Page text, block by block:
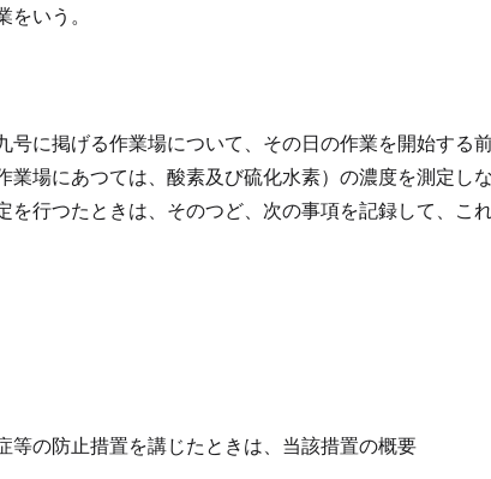
いう。
号に掲げる作業場について、その日の作業を開始する
業場にあつては、酸素及び硫化水素）の濃度を測定し
を行つたときは、そのつど、次の事項を記録して、こ
等の防止措置を講じたときは、当該措置の概要